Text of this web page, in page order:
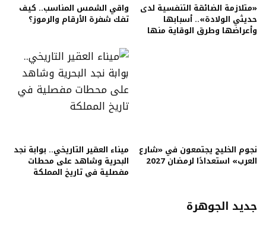
«متلازمة الضائقة التنفسية لدى
حديثي الولادة».. أسبابها
وأعراضها وطرق الوقاية منها
واقي الشمس المناسب.. كيف
تفك شفرة الأرقام والرموز؟
نجوم الخليج يجتمعون في «شارع
العرب» استعدادًا لرمضان 2027
ميناء العقير التاريخي.. بوابة نجد
البحرية وشاهد على محطات
مفصلية في تاريخ المملكة
جديد الجوهرة